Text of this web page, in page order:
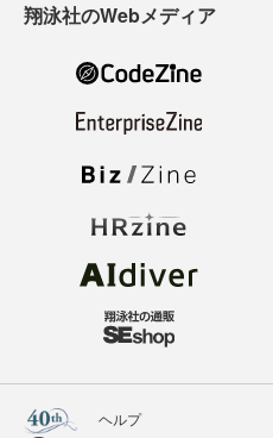
翔泳社のWebメディア
ヘルプ